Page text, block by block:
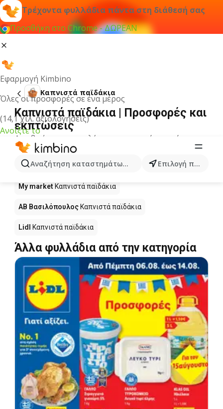
Τρέχοντα φυλλάδια πάντα στη διάθεσή σας
Προσθήκη στο Chrome - ΔΩΡΕΑΝ
Εφαρμογή Kimbino
Όλες οι προσφορές σε ένα μέρος
(14,1 χιλ. αξιολογήσεις)
Ανοίξτε το
Αναζήτηση καταστημάτων, κατηγοριών, προϊόντων...
Επιλογή πόλης
Καπνιστά παϊδάκια
Καπνιστά παϊδάκια | Προσφορές και
εκπτώσεις
Δεν βρήκαμε αποτελέσματα για αυτόν τον όρο.
Καπνιστά παϊδάκια σε προσφορά -
Πού να αγοράσετε;
My market Καπνιστά παϊδάκια
ΑΒ Βασιλόπουλος Καπνιστά παϊδάκια
Lidl Καπνιστά παϊδάκια
Άλλα φυλλάδια από την κατηγορία